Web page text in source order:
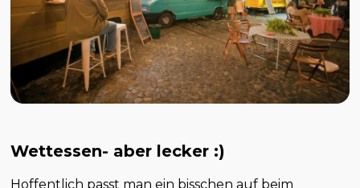
Wettessen- aber lecker :)
Hoffentlich passt man ein bisschen auf beim